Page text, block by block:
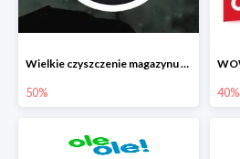
Wielkie czyszczenie magazynu w OleOle! do -50%
50% 40%